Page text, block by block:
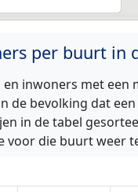
per buurt in
inwoners met
bevolking dat
in de tabel
voor die buurt weer